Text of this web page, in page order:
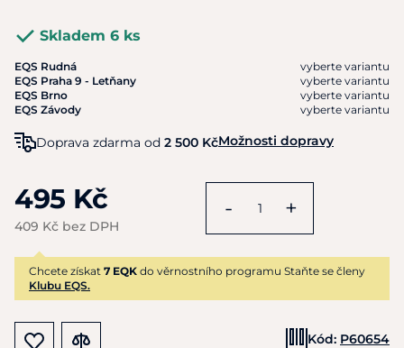
Skladem 6 ks
EQS Rudná
vyberte variantu
EQS Praha 9 - Letňany
vyberte variantu
EQS Brno
vyberte variantu
EQS Závody
vyberte variantu
Doprava zdarma od 2 500 KčMožnosti dopravy
495 Kč
409 Kč bez DPH
- +
Chcete získat 7 EQK do věrnostního programu Staňte se členy
Klubu EQS.
Kód: P60654